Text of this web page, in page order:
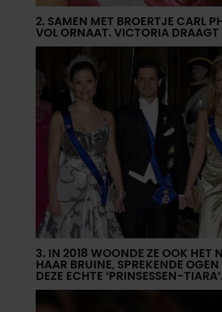
2. SAMEN MET BROERTJE CARL
VOL ORNAAT. VICTORIA DRAAGT
3. IN 2018 WOONDE ZE OOK HET
HAAR BRUINE, SPREKENDE
DEZE ECHTE ‘PRINSESSEN-